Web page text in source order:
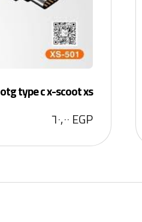
otg type c x-scoot xs-٥٠١
EGP